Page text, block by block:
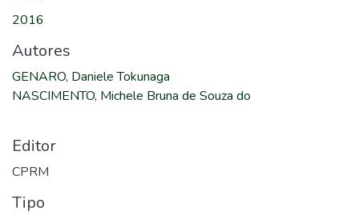
2016
Autores
GENARO, Daniele Tokunaga
NASCIMENTO, Michele Bruna de Souza do
Editor
CPRM
Tipo